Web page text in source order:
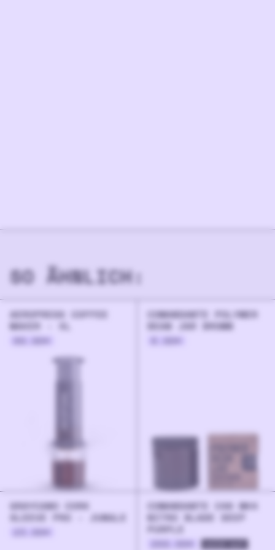
SO ÄHNLICH:
AEROPRESS COFFEE
MAKER - XL
89.90€
COMANDANTE POLYMER
BEAN JAR BROWN
8.90€
GRAYCANO CORK
SLEEVE PRO - JUNGLE
23.00€
COMANDANTE C40 MK4
NITRO BLADE DEEP
PURPLE
269.00€ sold out